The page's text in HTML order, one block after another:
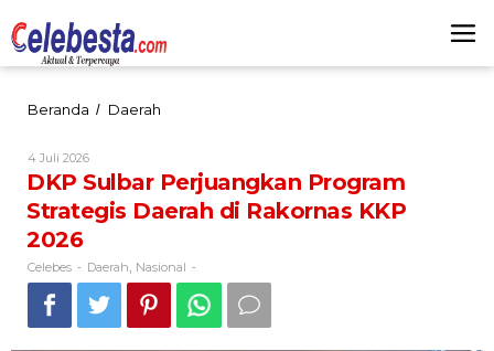
ke
konten
Beranda / Daerah
Strategis
Daerah
KKP
2026
4 Juli 2026Oleh
Celebes
DKP Sulbar Perjuangkan Program
Strategis Daerah di Rakornas KKP
2026
Celebes - Daerah Nasional -